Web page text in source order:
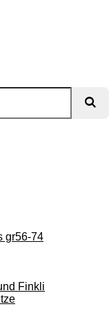
gr56-74
Finkli